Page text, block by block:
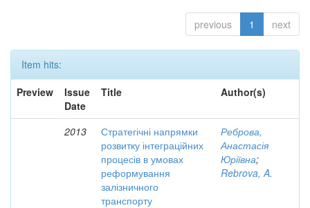
previous 1 next
Item hits:
Preview
Issue
Date
Title Author(s)
2013
Стратегічні напрямки
розвитку інтеграційних
процесів в умовах
реформування
залізничного
транспорту
Реброва,
Анастасія
Юріївна;
Rebrova, A.